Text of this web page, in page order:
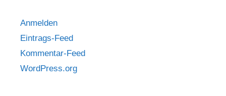
Anmelden
Eintrags-Feed
Kommentar-Feed
WordPress.org